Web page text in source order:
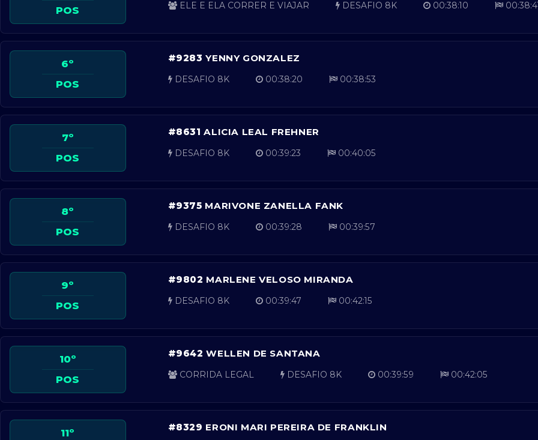
POS
ELE E ELA CORRER E VIAJAR DESAFIO 8K 00:38:10
6º
POS
#9283YENNY GONZALEZ
DESAFIO 8K 00:38:20 00:38:53
7º
POS
#8631ALICIA LEAL FREHNER
DESAFIO 8K 00:39:23 00:40:05
8º
POS
#9375 MARIVONE ZANELLA FANK
DESAFIO 8K 00:39:28 00:39:57
9º
POS
#9802 MARLENE VELOSO MIRANDA
DESAFIO 8K 00:39:47 00:42:15
10º
POS
#9642WELLEN DE SANTANA
CORRIDA LEGAL DESAFIO 8K 00:39:59 00:42:05
11º
#8329 ERONI MARI PEREIRA DE FRANKLIN